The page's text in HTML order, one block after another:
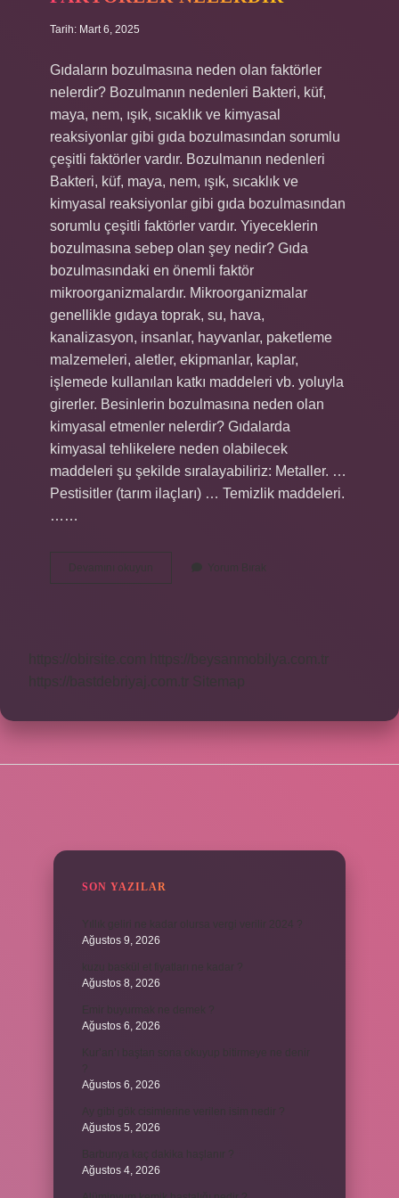
Tarih: Mart 6, 2025
Gıdaların bozulmasına neden olan faktörler
nelerdir? Bozulmanın nedenleri Bakteri, küf,
maya, nem, ışık, sıcaklık ve kimyasal
reaksiyonlar gibi gıda bozulmasından sorumlu
çeşitli faktörler vardır. Bozulmanın nedenleri
Bakteri, küf, maya, nem, ışık, sıcaklık ve
kimyasal reaksiyonlar gibi gıda bozulmasından
sorumlu çeşitli faktörler vardır. Yiyeceklerin
bozulmasına sebep olan şey nedir? Gıda
bozulmasındaki en önemli faktör
mikroorganizmalardır. Mikroorganizmalar
genellikle gıdaya toprak, su, hava,
kanalizasyon, insanlar, hayvanlar, paketleme
malzemeleri, aletler, ekipmanlar, kaplar,
işlemede kullanılan katkı maddeleri vb. yoluyla
girerler. Besinlerin bozulmasına neden olan
kimyasal etmenler nelerdir? Gıdalarda
kimyasal tehlikelere neden olabilecek
maddeleri şu şekilde sıralayabiliriz: Metaller. …
Pestisitler (tarım ilaçları) … Temizlik maddeleri.
……
Devamını okuyun
Gıdaların
Bozulmasında
Nelerdir
Yorum Bırak
https://obirsite.com
https://beysanmobilya.com.tr
https://bastdebriyaj.com.tr
Sitemap
SON YAZILAR
Ağustos 9, 2026
Ağustos 8, 2026
Ağustos 6, 2026
Ağustos 6, 2026
Ağustos 5, 2026
Ağustos 4, 2026